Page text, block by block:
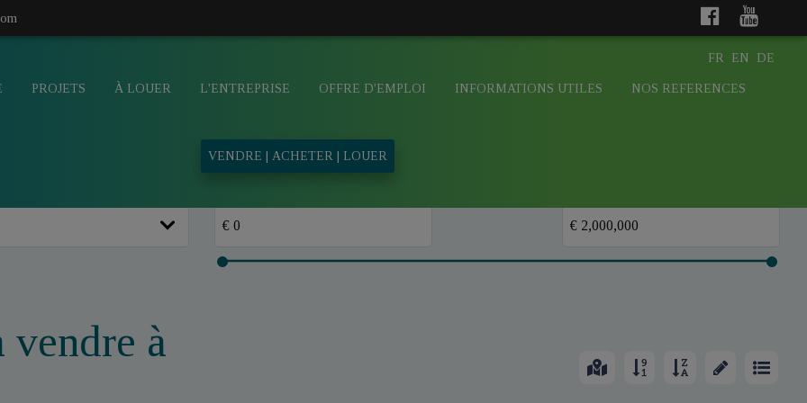
PROJETS À LOUER L'ENTREPRISE OFFRE D'EMPLOI INFORMATIONS UTILES NOS REFERENCES
VENDRE | ACHETER | LOUER
FR EN DE
à